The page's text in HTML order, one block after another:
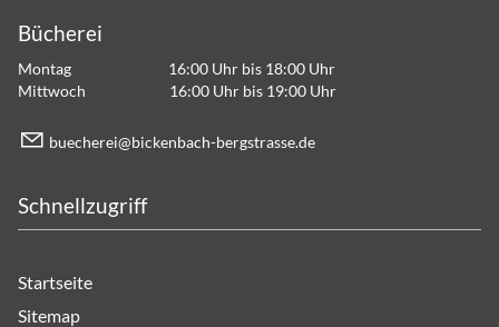
Bücherei
Montag 16:00 Uhr bis 18:00 Uhr
Mittwoch 16:00 Uhr bis 19:00 Uhr
b ch r b ck nb ch-b rgstr ss d
Schnellzugriff
Startseite
Sitemap